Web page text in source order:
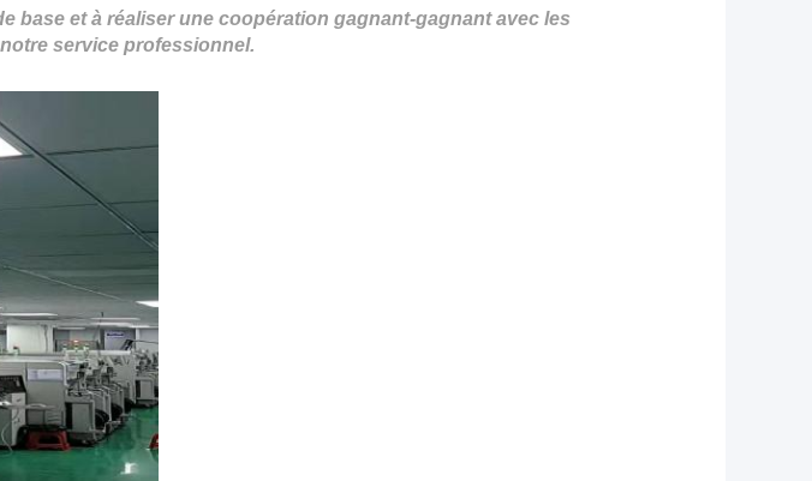
et à réaliser une coopération gagnant-gagnant avec les
service professionnel.